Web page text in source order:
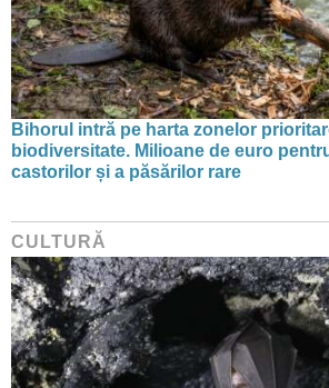
Bihorul intră pe harta zonelor
biodiversitate. Milioane de euro
castorilor și a păsărilor rare
CULTURĂ